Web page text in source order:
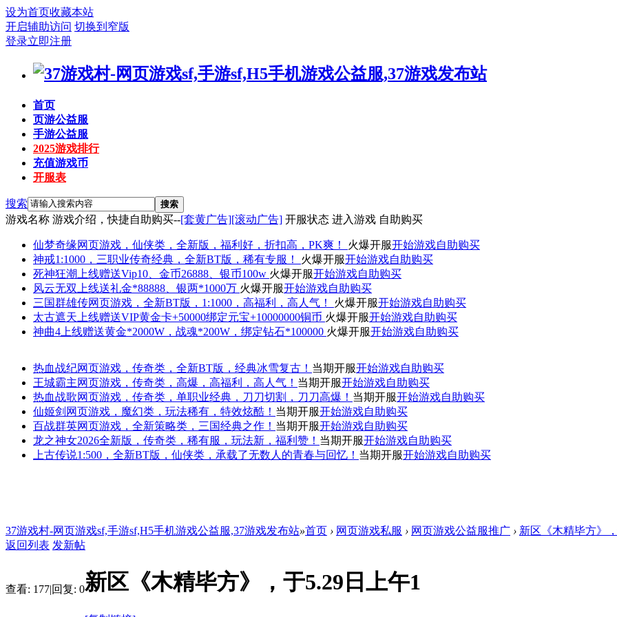
设为首页收藏本站
开启辅助访问 切换到窄版
登录立即注册
首页
页游公益服
手游公益服
2025游戏排行
充值游戏币
开服表
搜索 搜索
游戏名称 游戏介绍，快捷自助购买--[套黄广告][滚动广告] 开服状态 进入游戏 自助购买
仙梦奇缘网页游戏，仙侠类，全新版，福利好，折扣高，PK爽！ 火爆开服开始游戏自助购买
神戒1:1000，三职业传奇经典，全新BT版，稀有专服！ 火爆开服开始游戏自助购买
死神狂潮 上线赠送Vip10、金币26888、银币100w 火爆开服开始游戏自助购买
风云无双 上线送礼金*88888、银两*1000万 火爆开服开始游戏自助购买
三国群雄传网页游戏，全新BT版，1:1000，高福利，高人气！ 火爆开服开始游戏自助购买
太古遮天 上线赠送VIP黄金卡+50000绑定元宝+10000000铜币 火爆开服开始游戏自助购买
神曲4 上线赠送黄金*2000W，战魂*200W，绑定钻石*100000 火爆开服开始游戏自助购买
热血战纪网页游戏，传奇类，全新BT版，经典冰雪复古！ 当期开服开始游戏自助购买
王城霸主网页游戏，传奇类，高爆，高福利，高人气！ 当期开服开始游戏自助购买
热血战歌网页游戏，传奇类，单职业经典，刀刀切割，刀刀高爆！ 当期开服开始游戏自助购买
仙姬剑 网页游戏，魔幻类，玩法稀有，特效炫酷！ 当期开服开始游戏自助购买
百战群英网页游戏，全新策略类，三国经典之作！ 当期开服开始游戏自助购买
龙之神女2026全新版，传奇类，稀有服，玩法新，福利赞！ 当期开服开始游戏自助购买
上古传说1:500，全新BT版，仙侠类，承载了无数人的青春与回忆！ 当期开服开始游戏自助购买
37游戏村-网页游戏sf,手游sf,H5手机游戏公益服,37游戏发布站»首页 › 网页游戏私服 › 网页游戏公益服推广 › 新区《木精毕方》
返回列表 发新帖
查看: 177|回复: 0新区《木精毕方》，于5.29日上午1